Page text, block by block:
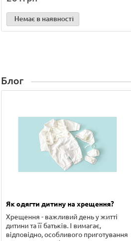
Немає в наявності
Блог
Як одягти дитину на хрещення?
Хрещення - важливий день у житті
дитини та її батьків. І вимагає,
відповідно, особливого приготування